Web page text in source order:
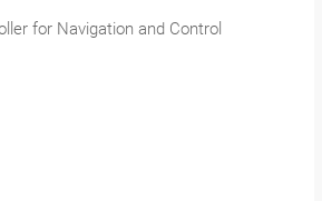
for Navigation and Control